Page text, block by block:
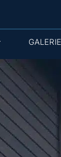
GALERIE